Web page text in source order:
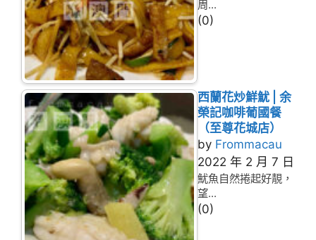
周...
(0)
西蘭花炒鮮魷 | 余
榮記咖啡葡國餐
（至尊花城店）
by Frommacau
2022 年 2 月 7 日
魷魚自然捲起好靚，
望...
(0)